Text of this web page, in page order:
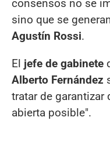
consensos no se
sino que se
Agustín Rossi.
El jefe de gabinete
Alberto Fernández
tratar de garantizar
abierta posible".